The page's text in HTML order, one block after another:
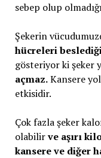
sebep olup
Şekerin
hücreleri
gösteriyor ki şeker
açmaz.Kansere
etkisidir.
Çok fazla şeker
olabilirve aşırı
kansere ve diğer